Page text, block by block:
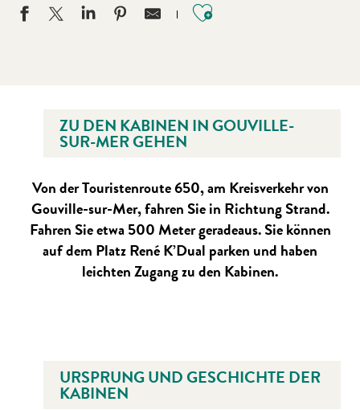
Ajouter aux
ZU DEN KABINEN IN GOUVILLE-
SUR-MER GEHEN
Von der Touristenroute 650, am Kreisverkehr von
Gouville-sur-Mer, fahren Sie in Richtung Strand.
Fahren Sie etwa 500 Meter geradeaus. Sie können
auf dem Platz René K’Dual parken und haben
leichten Zugang zu den Kabinen.
URSPRUNG UND GESCHICHTE DER
KABINEN